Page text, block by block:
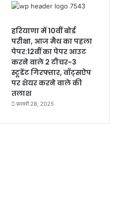
हरियाणा में 10वीं बोर्ड
परीक्षा, आज मैथ का पहला
पेपर:12वीं का पेपर आउट
करने वाले 2 टीचर-3
स्टूडेंट गिरफ्तार, वॉट्सऐप
पर शेयर करने वाले की
तलाश
फ़रवरी 28, 2025